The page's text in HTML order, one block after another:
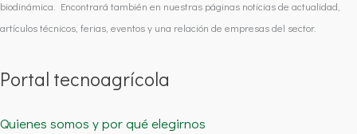
biodinámica. Encontrará también en nuestras páginas noticias de actualidad,
artículos técnicos, ferias, eventos y una relación de empresas del sector.
Portal tecnoagrícola
Quienes somos y por qué elegirnos